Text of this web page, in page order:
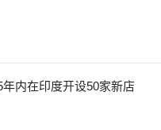
内在印度开设50家新店